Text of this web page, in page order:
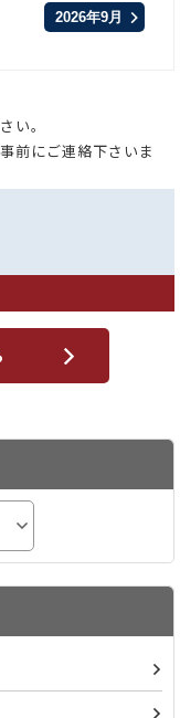
2026年9月
い。
前にご連絡下さいま